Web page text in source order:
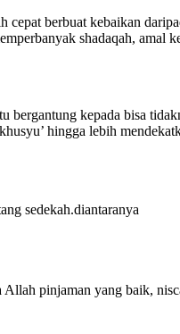
berbuat kebaikan
shadaqah, amal
bergantung kepada bisa
hingga lebih
sedekah.diantaranya
pinjaman yang baik,